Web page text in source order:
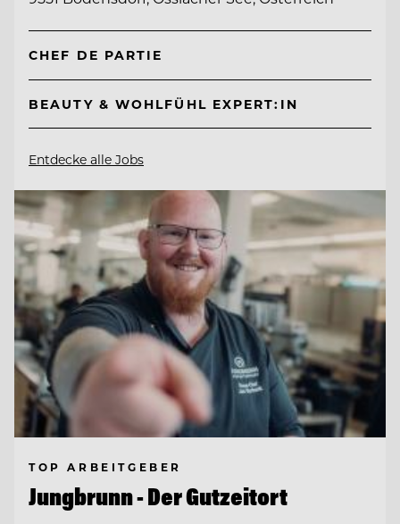
CHEF DE PARTIE
BEAUTY & WOHLFÜHL EXPERT:IN
Entdecke alle Jobs
TOP ARBEITGEBER
Jungbrunn - Der Gutzeitort